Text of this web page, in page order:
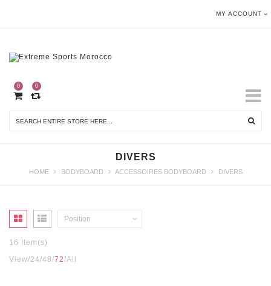
MY ACCOUNT
0 0
DIVERS
HOME BODYBOARD ACCESSOIRES BODYBOARD DIVERS
Position
16 Item(s)
View 24 48 72 All